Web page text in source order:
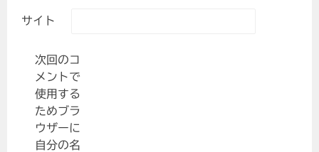
サイト
次回のコ
メントで
使用する
ためブラ
ウザーに
自分の名